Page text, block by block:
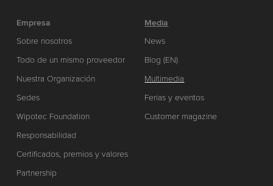
Empresa
Sobre nosotros
Todo de un mismo proveedor
Nuestra Organización
Sedes
Wipotec Foundation
Responsabilidad
Certificados, premios y valores
Partnership
Media
News
Blog (EN)
Multimedia
Ferias y eventos
Customer magazine